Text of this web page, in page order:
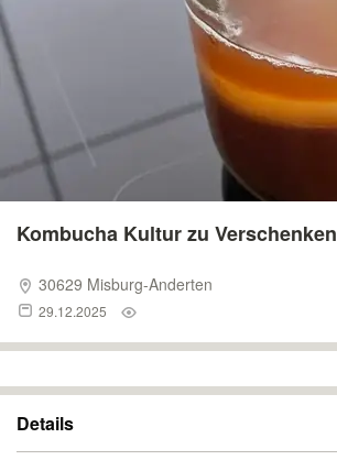
Anzeige aufgeben
Kombucha Kultur zu Verschenken
30629 Misburg-Anderten
29.12.2025
Details